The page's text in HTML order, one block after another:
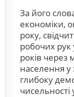
За його
економіки,
року,
робочих
років через
населення у
глибоку
чисельності